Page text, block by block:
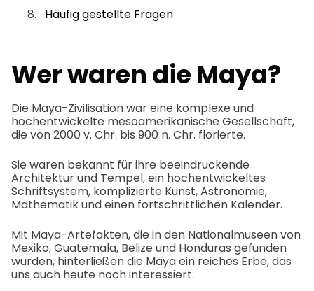
Häufig gestellte Fragen
Wer waren die Maya?
Die Maya-Zivilisation war eine komplexe und
hochentwickelte mesoamerikanische Gesellschaft,
die von 2000 v. Chr. bis 900 n. Chr. florierte.
Sie waren bekannt für ihre beeindruckende
Architektur und Tempel, ein hochentwickeltes
Schriftsystem, komplizierte Kunst, Astronomie,
Mathematik und einen fortschrittlichen Kalender.
Mit Maya-Artefakten, die in den Nationalmuseen von
Mexiko, Guatemala, Belize und Honduras gefunden
wurden, hinterließen die Maya ein reiches Erbe, das
uns auch heute noch interessiert.